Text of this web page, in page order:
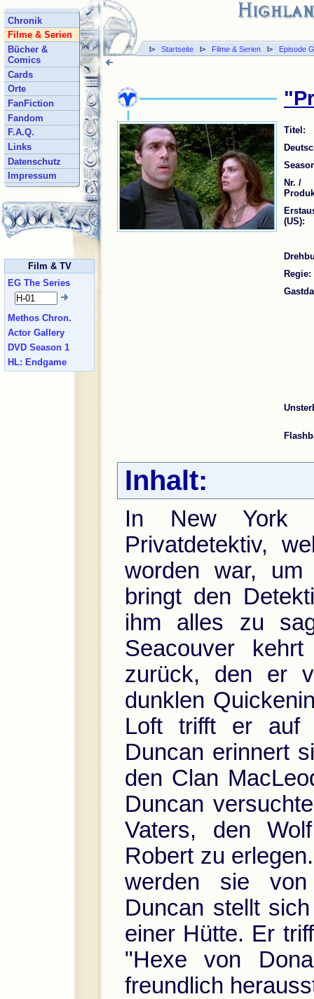
l> Startseite l> Filme & Serien l> Episode
Titel:
Nr. /
(US):
Regie:
Inhalt:
In New York
Privatdetektiv,
worden war,
bringt den
ihm alles zu
Seacouver
zurück, den er
dunklen
Loft trifft er auf
Duncan erinnert
den Clan
Duncan
Vaters, den
Robert zu
werden sie
Duncan stellt
einer Hütte. Er
"Hexe von
freundlich
Chronik
Filme & Serien
Bücher &
Comics
Cards
Orte
FanFiction
Fandom
F.A.Q.
Links
Datenschutz
Impressum
Film & TV
EG The Series
Methos Chron.
Actor Gallery
DVD Season 1
HL: Endgame